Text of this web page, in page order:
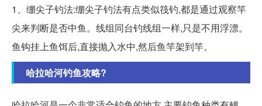
1、绷尖子钓法:绷尖子钓法有点类似筏钓,都是通过观察竿
尖来判断是否中鱼。线组同台钓线组一样,只是不用浮漂。
鱼钩挂上鱼饵后,直接抛入水中,然后鱼竿架到竿。
哈拉哈河钓鱼攻略?